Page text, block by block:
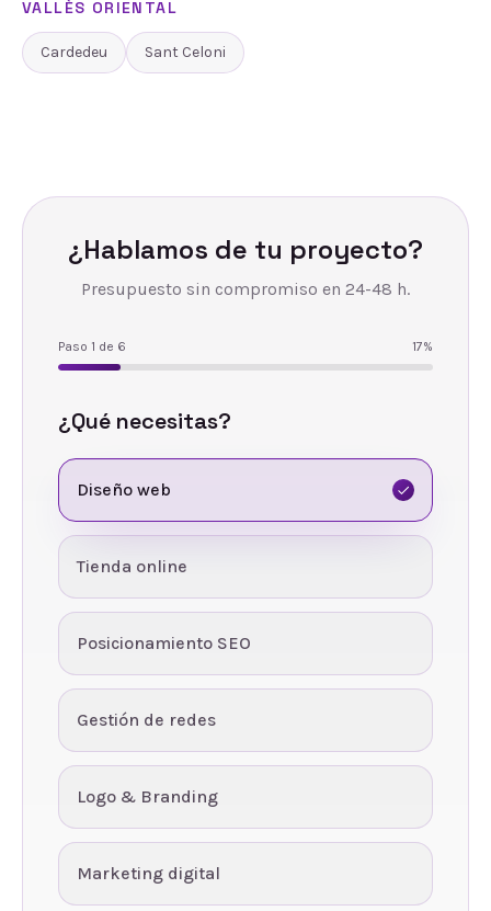
VALLÈS ORIENTAL
Cardedeu Sant Celoni
¿Hablamos de tu proyecto?
Presupuesto sin compromiso en 24-48 h.
Paso 1 de 6 17%
¿Qué necesitas?
Diseño web
Tienda online
Posicionamiento SEO
Gestión de redes
Logo & Branding
Marketing digital